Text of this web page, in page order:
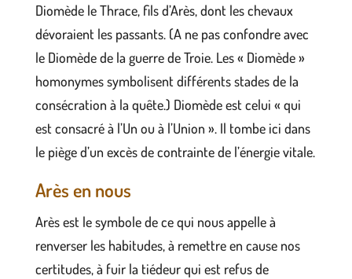
Diomède le Thrace, fils d’Arès, dont les chevaux
dévoraient les passants. (A ne pas confondre avec
le Diomède de la guerre de Troie. Les « Diomède »
homonymes symbolisent différents stades de la
consécration à la quête.) Diomède est celui « qui
est consacré à l’Un ou à l’Union ». Il tombe ici dans
le piège d’un excès de contrainte de l’énergie vitale.
Arès en nous
Arès est le symbole de ce qui nous appelle à
renverser les habitudes, à remettre en cause nos
certitudes, à fuir la tiédeur qui est refus de